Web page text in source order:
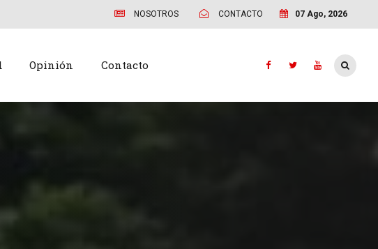
NOSOTROS CONTACTO 07 Ago, 2026
Opinión Contacto